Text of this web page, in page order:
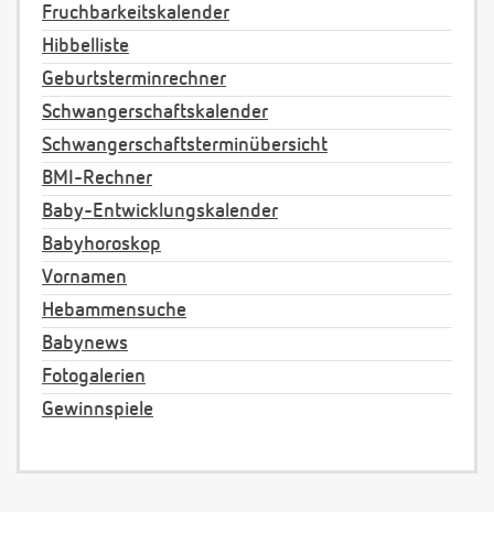
Fruchbarkeitskalender
Hibbelliste
Geburtsterminrechner
Schwangerschaftskalender
Schwangerschaftsterminübersicht
BMI-Rechner
Baby-Entwicklungskalender
Babyhoroskop
Vornamen
Hebammensuche
Babynews
Fotogalerien
Gewinnspiele